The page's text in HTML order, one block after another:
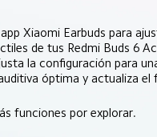
Xiaomi Earbuds para
de tus Redmi Buds 6
la configuración para
óptima y actualiza el
funciones por explorar.